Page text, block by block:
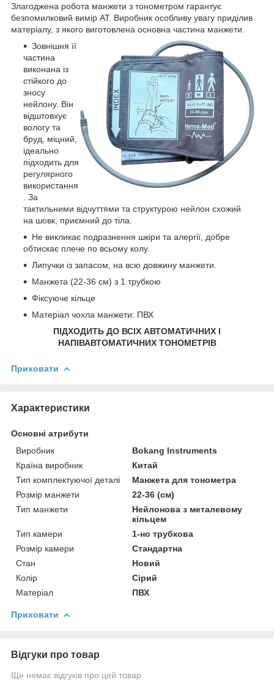
Злагоджена робота манжети з тонометром гарантує
безпомилковий вимір АТ. Виробник особливу увагу приділив
матеріалу, з якого виготовлена основна частина манжети.
Зовнішня її
частина
виконана із
стійкого до
зносу
нейлону. Він
відштовхує
вологу та
бруд, міцний,
ідеально
підходить для
регулярного
використання
. За
тактильними відчуттями та структурою нейлон схожий
на шовк, приємний до тіла.
Не викликає подразнення шкіри та алергії, добре
обтискає плече по всьому колу.
Липучки із запасом, на всю довжину манжети.
Манжета (22-36 см) з 1 трубкою
Фіксуюче кільце
Матеріал чохла манжети: ПВХ
ПІДХОДИТЬ ДО ВСІХ АВТОМАТИЧНИХ І
НАПІВАВТОМАТИЧНИХ ТОНОМЕТРІВ
Приховати
Характеристики
Основні атрибути
Виробник
Bokang Instruments
Країна виробник
Китай
Тип комплектуючої деталі
Манжета для тонометра
Розмір манжети
22-36 (см)
Тип манжети
Нейлонова з металевому
кільцем
Тип камери
1-но трубкова
Розмір камери
Стандартна
Стан
Новий
Колір
Сірий
Матеріал
ПВХ
Приховати
Відгуки про товар
Ще немає відгуків про цей товар